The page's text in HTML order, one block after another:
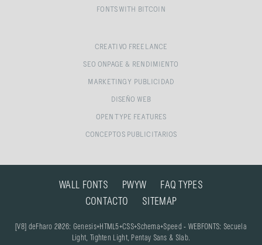
FONTS WITH BITCOIN
CREATIVO FREELANCE
SEO ONPAGE & RENDIMIENTO
MARKETING Y PUBLICIDAD
DISEÑO WEB
OPEN TYPE FEATURES
CONCEPTOS PUBLICITARIOS
WALL FONTS PWYW
FAQ TYPES
CONTACTO
SITEMAP
[V8] deFharo 2026: Genesis+HTML5+CSS+Schema+Speed - WEBFONTS: Secuela
Light, Tighten Light, Pentay Sans & Slab.